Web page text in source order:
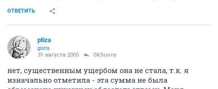
ОТВЕТИТЬ
ptiza
guru
31 августа 2005 OkSunny
нет, существенным ущербом она не стала, т.к. я
изначально отметила - эта сумма не была